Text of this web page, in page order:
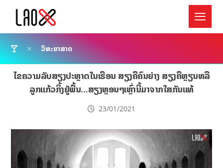
ວິທະຍາສາດ
ໄຂຄວາມລັບສຽງປະຫຼາດໃນເຮືອນ ສຽງຄືຄົນຍ່າງ ສຽງຄືຫຼຽນຫລື
ລູກແກ້ວກິ້ງຢູ່ພື້ນ…ສຽງຫຼອນໆເຫຼົ່ານີ້ມາຈາກໃສກັນແທ້
23/01/2021